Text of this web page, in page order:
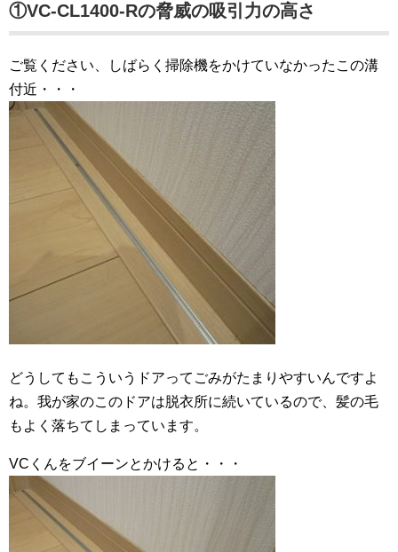
①VC-CL1400-Rの脅威の吸引力の高さ
ご覧ください、しばらく掃除機をかけていなかったこの溝
付近・・・
どうしてもこういうドアってごみがたまりやすいんですよ
ね。我が家のこのドアは脱衣所に続いているので、髪の毛
もよく落ちてしまっています。
VCくんをブイーンとかけると・・・